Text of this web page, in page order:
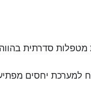
מטפלות סדרתית
למערכת יחסים